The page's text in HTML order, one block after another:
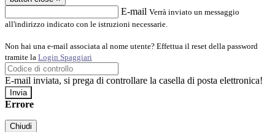
E-mail Verrà inviato un messaggio
all'indirizzo indicato con le istruzioni necessarie.
Non hai una e-mail associata al nome utente? Effettua il reset della password
tramite la Login Spaggiari
E-mail inviata, si prega di controllare la casella di posta elettronica!
Errore
Chiudi